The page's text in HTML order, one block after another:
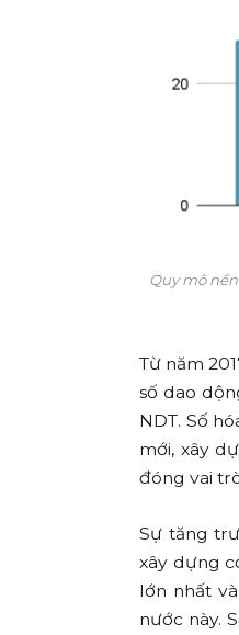
Quy mô
Từ năm
số dao
NDT. Số
mới, xây
đóng vai
Sự tăng
xây dựng
lớn nhất
nước này.